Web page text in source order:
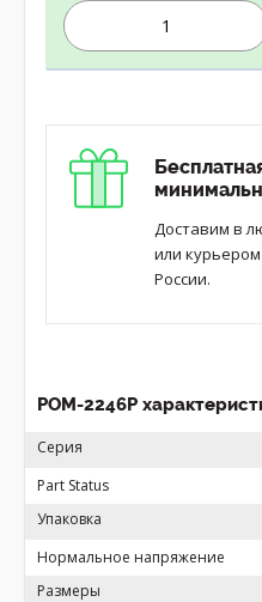
Доставим в
или
России.
POM-2246P
Серия
Part Status
Упаковка
Нормальное напряжение
Размеры